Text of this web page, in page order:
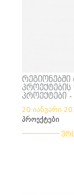
პროექტები -
20 იანვარი
პროექტები